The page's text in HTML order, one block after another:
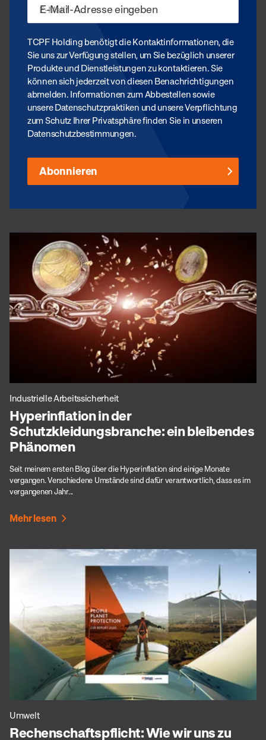
E-Mail*
TCPF Holding benötigt die Kontaktinformationen, die
Sie uns zur Verfügung stellen, um Sie bezüglich unserer
Produkte und Dienstleistungen zu kontaktieren. Sie
können sich jederzeit von diesen Benachrichtigungen
abmelden. Informationen zum Abbestellen sowie
unsere Datenschutzpraktiken und unsere Verpflichtung
zum Schutz Ihrer Privatsphäre finden Sie in unseren
Datenschutzbestimmungen.
Industrielle Arbeitssicherheit
Hyperinflation in der
Schutzkleidungsbranche: ein bleibendes
Phänomen
Seit meinem ersten Blog über die Hyperinflation sind einige Monate
vergangen. Verschiedene Umstände sind dafür verantwortlich, dass es im
vergangenen Jahr...
Mehr lesen
Umwelt
Rechenschaftspflicht: Wie wir uns zu